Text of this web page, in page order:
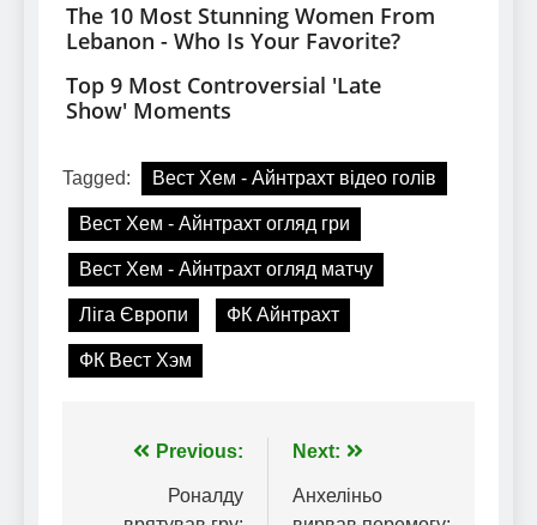
Tagged: Вест Хем - Айнтрахт відео голів
Вест Хем - Айнтрахт огляд гри
Вест Хем - Айнтрахт огляд матчу
Ліга Європи ФК Айнтрахт
ФК Вест Хэм
Навігація
записів
Previous:
Роналду
Next:
Анхеліньо